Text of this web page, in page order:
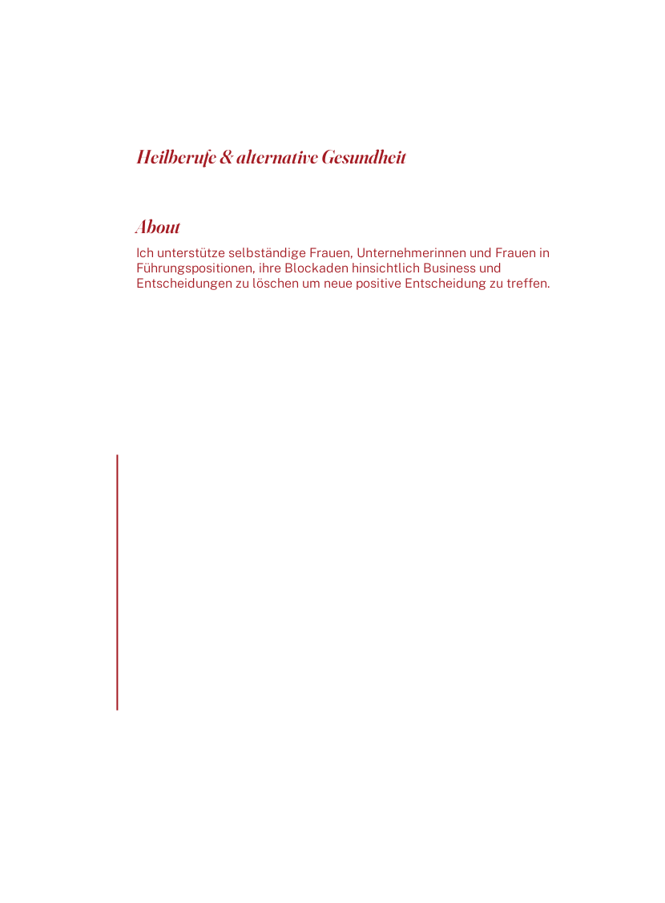
Heilberufe & alternative Gesundheit
About
Ich unterstütze selbständige Frauen, Unternehmerinnen und Frauen in
Führungspositionen, ihre Blockaden hinsichtlich Business und
Entscheidungen zu löschen um neue positive Entscheidung zu treffen.